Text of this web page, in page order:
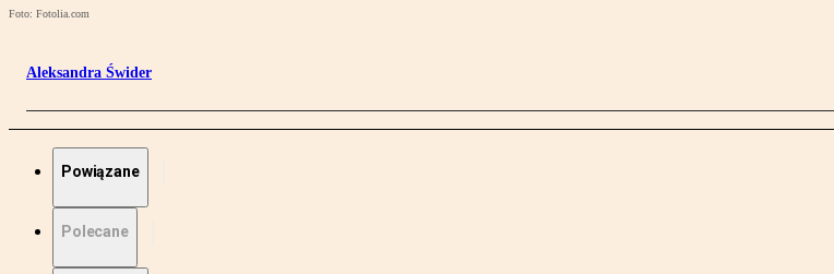
Foto: Fotolia.com
Aleksandra Świder
Powiązane
Polecane